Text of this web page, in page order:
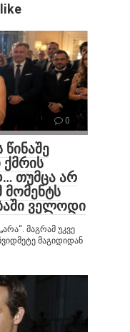
0
წინაშე
ქმრის
თუმცა არ
ველოდი
მაგრამ უკვე
მაგიდიდან